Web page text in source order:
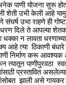
पाणी योजना सुरू
उभी केली आहे
संघर्ष उभा राहणे ही
धरण दिले ते आपल्या
धक्का न लावता
त्या ठिकाणी
पाणी निर्माण करू
त्यातून
प्रस्तावित
झाली असे गायकर